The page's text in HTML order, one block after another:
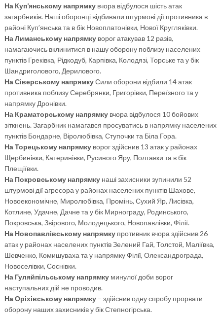
На Куп’янському напрямкувчора відбулося шість атак
загарбників. Наші оборонці відбивали штурмові дії противника в
районі Куп’янська та в бік Новоплатонівки, Нової Кругляківки.
На Лиманському напрямкуворог атакував 12 разів,
намагаючись вклинитися в нашу оборону поблизу населених
пунктів Греківка, Рідкодуб, Карпівка, Колодязі, Торське та у бік
Шандриголового, Дерилового.
На Сіверському напрямкуСили оборони відбили 14 атак
противника поблизу Серебрянки, Григорівки, Переїзного та у
напрямку Дронівки.
На Краматорському напрямкувчора відбулося 10 бойових
зіткнень. Загарбник намагався просуватись в напрямку населених
пунктів Бондарне, Віролюбівка, Ступочки та Біла Гора.
На Торецькому напрямкуворог здійснив 13 атак у районах
Щербинівки, Катеринівки, Русиного Яру, Полтавки та в бік
Плещіївки.
На Покровському напрямкунаші захисники зупинили 52
штурмові дії агресора у районах населених пунктів Шахове,
Новоекономічне, Миролюбівка, Промінь, Сухий Яр, Лисівка,
Котлине, Удачне, Дачне та у бік Мирнограду, Родинського,
Покровська, Звірового, Молодецького, Новопавлівки, Філії.
На Новопавлівському напрямкупротивник вчора здійснив 26
атак у районах населених пунктів Зелений Гай, Толстой, Маліївка,
Шевченко, Комишуваха та у напрямку Філії, Олександрограда,
Новоселівки, Соснівки.
На Гуляйпільському напрямкуминулої доби ворог
наступальних дій не проводив.
На Оріхівському напрямку– здійснив одну спробу прорвати
оборону наших захисників у бік Степногірська.